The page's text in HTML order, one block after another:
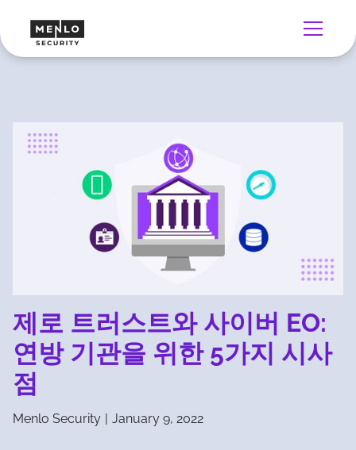
제로 트러스트와 사이버 EO:
연방 기관을 위한 5가지 시사
점
Menlo Security | January 9, 2022